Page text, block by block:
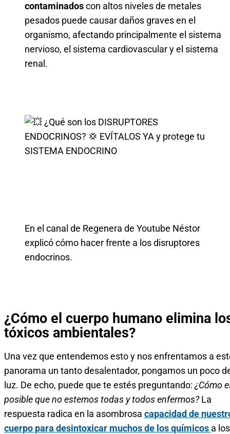
contaminadoscon altos niveles de metales
pesados puede causar daños graves en el
organismo, afectando principalmente el sistema
nervioso, el sistema cardiovascular y el sistema
renal.
En el canal de Regenera de Youtube Néstor
explicó cómo hacer frente a los disruptores
endocrinos.
¿Cómo el cuerpo humano elimina
tóxicos ambientales?
Una vez que entendemos esto y nos enfrentamos a
panorama un tanto desalentador, pongamos un poco
luz. De echo, puede que te estés preguntando: ¿Cómo
posible que no estemos todas y todos enfermos?La
respuesta radica en la asombrosa capacidad de
cuerpo para desintoxicar muchos de los químicos a los